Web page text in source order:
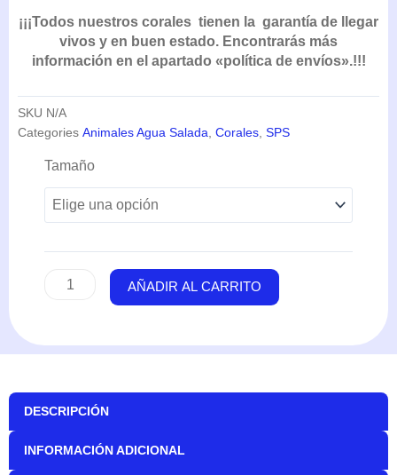
¡¡¡Todos nuestros corales tienen la garantía de llegar
vivos y en buen estado. Encontrarás más
información en el apartado «política de envíos».!!!
SKU N/A
Categories Animales Agua Salada Corales SPS
Tamaño
Montipora
cantidad
AÑADIR AL CARRITO
DESCRIPCIÓN
INFORMACIÓN ADICIONAL